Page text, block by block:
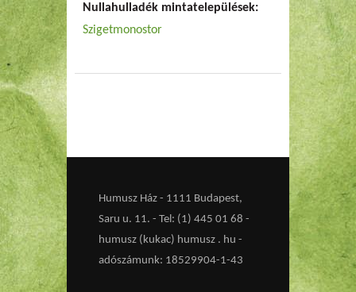
Szigetmonostoron
Nullahulladék mintatelepülések:
Szigetmonostor
Humusz Ház - 1111 Budapest,
Saru u. 11. - Tel: (1) 445 01 68 -
humusz (kukac) humusz . hu -
adószámunk: 18529904-1-43